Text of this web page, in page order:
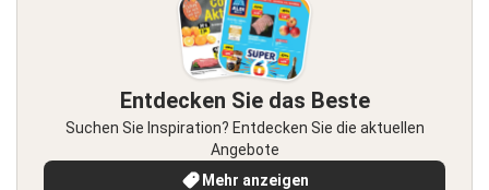
Entdecken Sie das Beste
Suchen Sie Inspiration? Entdecken Sie die aktuellen
Angebote
Mehr anzeigen